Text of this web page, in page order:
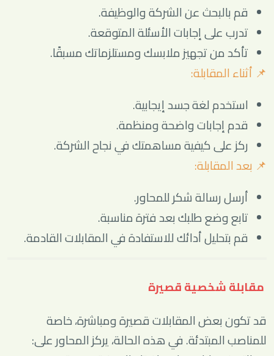
قم بالبحث عن الشركة والوظيفة.
تدرب على إجابات الأسئلة المتوقعة.
تأكد من تجهيز ملابسك ومستلزماتك مسبقًا.
📌 أثناء المقابلة:
استخدم لغة جسد إيجابية.
قدم إجابات واضحة ومنظمة.
ركز على كيفية مساهمتك في نجاح الشركة.
📌 بعد المقابلة:
أرسل رسالة شكر للمحاور.
تابع وضع طلبك بعد فترة مناسبة.
قم بتحليل أدائك للاستفادة في المقابلات القادمة.
مقابلة شخصية قصيرة
قد تكون بعض المقابلات قصيرة ومباشرة، خاصة
للمناصب المبتدئة. في هذه الحالة، يركز المحاور على: